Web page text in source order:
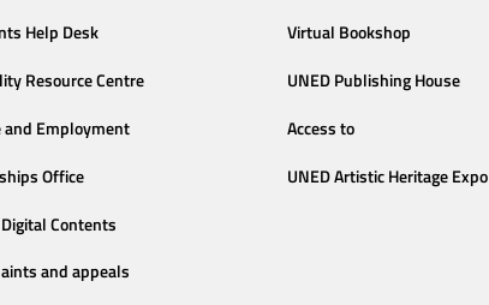
Help Desk
Resource Centre
and Employment
Office
Contents
and appeals
Virtual Bookshop
UNED Publishing House
Access to
UNED Artistic Heritage Expo